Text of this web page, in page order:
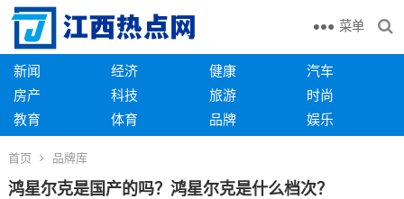
菜单
新闻 经济 健康
汽车
房产
科技 旅游
时尚
教育
体育 品牌 娱乐
首页 品牌库
鸿星尔克是国产的吗？鸿星尔克是什么档次？